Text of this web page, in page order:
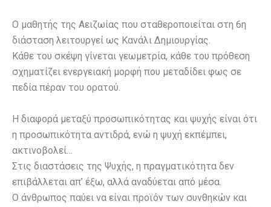
Ο μαθητής της Αειζωίας που σταθεροποιείται στη 6η
διάσταση λειτουργεί ως Κανάλι Δημιουργίας.
Κάθε του σκέψη γίνεται γεωμετρία, κάθε του πρόθεση
σχηματίζει ενεργειακή μορφή που μεταδίδει φως σε
πεδία πέραν του ορατού.
Η διαφορά μεταξύ προσωπικότητας και ψυχής είναι ότι
η προσωπικότητα αντιδρά, ενώ η ψυχή εκπέμπει,
ακτινοβολεί…
Στις διαστάσεις της Ψυχής, η πραγματικότητα δεν
επιβάλλεται απ’ έξω, αλλά αναδύεται από μέσα.
Ο άνθρωπος παύει να είναι προϊόν των συνθηκών και